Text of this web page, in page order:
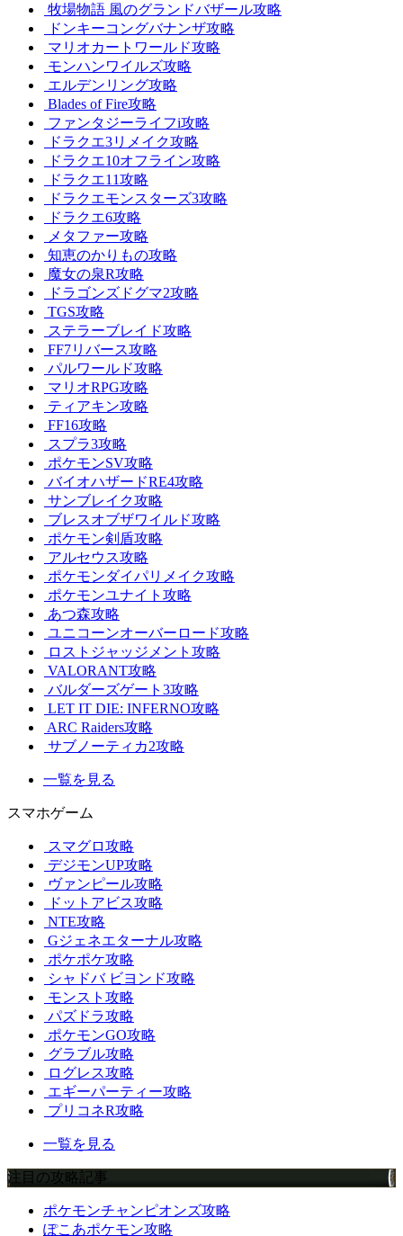
牧場物語 風のグランドバザール攻略
ドンキーコングバナンザ攻略
マリオカートワールド攻略
モンハンワイルズ攻略
エルデンリング攻略
Blades of Fire攻略
ファンタジーライフi攻略
ドラクエ3リメイク攻略
ドラクエ10オフライン攻略
ドラクエ11攻略
ドラクエモンスターズ3攻略
ドラクエ6攻略
メタファー攻略
知恵のかりもの攻略
魔女の泉R攻略
ドラゴンズドグマ2攻略
TGS攻略
ステラーブレイド攻略
FF7リバース攻略
パルワールド攻略
マリオRPG攻略
ティアキン攻略
FF16攻略
スプラ3攻略
ポケモンSV攻略
バイオハザードRE4攻略
サンブレイク攻略
ブレスオブザワイルド攻略
ポケモン剣盾攻略
アルセウス攻略
ポケモンダイパリメイク攻略
ポケモンユナイト攻略
あつ森攻略
ユニコーンオーバーロード攻略
ロストジャッジメント攻略
VALORANT攻略
バルダーズゲート3攻略
LET IT DIE: INFERNO攻略
ARC Raiders攻略
サブノーティカ2攻略
一覧を見る
スマホゲーム
スマグロ攻略
デジモンUP攻略
ヴァンピール攻略
ドットアビス攻略
NTE攻略
Gジェネエターナル攻略
ポケポケ攻略
シャドバ ビヨンド攻略
モンスト攻略
パズドラ攻略
ポケモンGO攻略
グラブル攻略
ログレス攻略
エギーパーティー攻略
プリコネR攻略
一覧を見る
注目の攻略記事
ポケモンチャンピオンズ攻略
ぽこあポケモン攻略